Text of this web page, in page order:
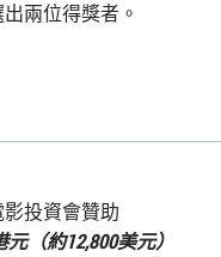
兩位得獎者。
投資會贊助
（約12,800美元）